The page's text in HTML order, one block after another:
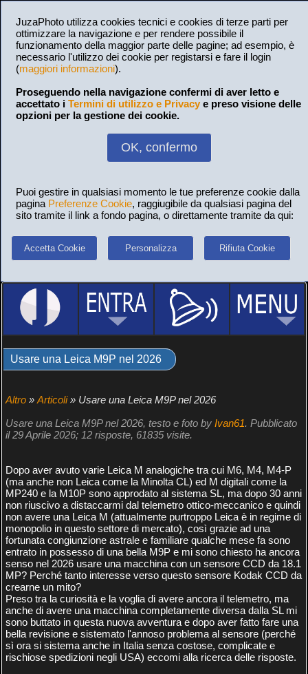
JuzaPhoto utilizza cookies tecnici e cookies di terze parti per
ottimizzare la navigazione e per rendere possibile il
funzionamento della maggior parte delle pagine; ad esempio, è
necessario l'utilizzo dei cookie per registarsi e fare il login
(maggiori informazioni).
Proseguendo nella navigazione confermi di aver letto e
accettato i Termini di utilizzo e Privacy e preso visione delle
opzioni per la gestione dei cookie.
OK, confermo
Puoi gestire in qualsiasi momento le tue preferenze cookie dalla
pagina Preferenze Cookie, raggiugibile da qualsiasi pagina del
sito tramite il link a fondo pagina, o direttamente tramite da qui:
Accetta Cookie Personalizza Rifiuta Cookie
Usare una Leica M9P nel 2026
Altro» Articoli» Usare una Leica M9P nel 2026
Usare una Leica M9P nel 2026, testo e foto by Ivan61. Pubblicato
il 29 Aprile 2026; 12 risposte, 61835 visite.
Dopo aver avuto varie Leica M analogiche tra cui M6, M4, M4-P
(ma anche non Leica come la Minolta CL) ed M digitali come la
MP240 e la M10P sono approdato al sistema SL, ma dopo 30 anni
non riuscivo a distaccarmi dal telemetro ottico-meccanico e quindi
non avere una Leica M (attualmente purtroppo Leica è in regime di
monopolio in questo settore di mercato), così grazie ad una
fortunata congiunzione astrale e familiare qualche mese fa sono
entrato in possesso di una bella M9P e mi sono chiesto ha ancora
senso nel 2026 usare una macchina con un sensore CCD da 18.1
MP? Perché tanto interesse verso questo sensore Kodak CCD da
crearne un mito?
Preso tra la curiosità e la voglia di avere ancora il telemetro, ma
anche di avere una macchina completamente diversa dalla SL mi
sono buttato in questa nuova avventura e dopo aver fatto fare una
bella revisione e sistemato l'annoso problema al sensore (perché
sì ora si sistema anche in Italia senza costose, complicate e
rischiose spedizioni negli USA) eccomi alla ricerca delle risposte.